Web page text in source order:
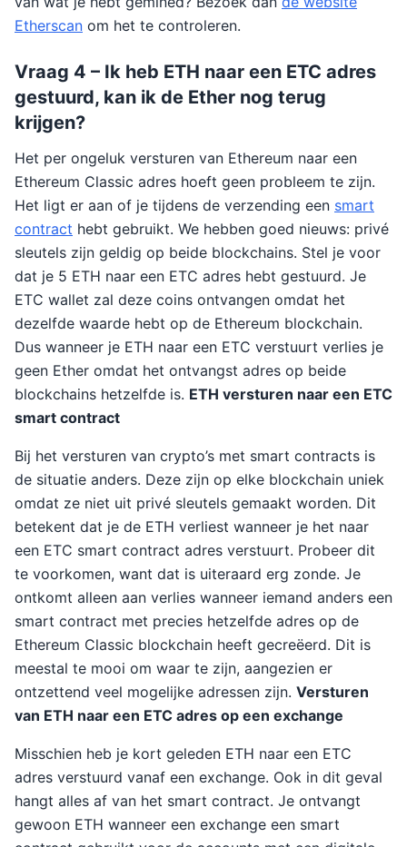
Etherscan om het te controleren.
Vraag 4 – Ik heb ETH naar een ETC adres
gestuurd, kan ik de Ether nog terug
krijgen?
Het per ongeluk versturen van Ethereum naar een
Ethereum Classic adres hoeft geen probleem te zijn.
Het ligt er aan of je tijdens de verzending een smart
contract hebt gebruikt. We hebben goed nieuws: privé
sleutels zijn geldig op beide blockchains. Stel je voor
dat je 5 ETH naar een ETC adres hebt gestuurd. Je
ETC wallet zal deze coins ontvangen omdat het
dezelfde waarde hebt op de Ethereum blockchain.
Dus wanneer je ETH naar een ETC verstuurt verlies je
geen Ether omdat het ontvangst adres op beide
blockchains hetzelfde is. ETH versturen naar een ETC
smart contract
Bij het versturen van crypto’s met smart contracts is
de situatie anders. Deze zijn op elke blockchain uniek
omdat ze niet uit privé sleutels gemaakt worden. Dit
betekent dat je de ETH verliest wanneer je het naar
een ETC smart contract adres verstuurt. Probeer dit
te voorkomen, want dat is uiteraard erg zonde. Je
ontkomt alleen aan verlies wanneer iemand anders een
smart contract met precies hetzelfde adres op de
Ethereum Classic blockchain heeft gecreëerd. Dit is
meestal te mooi om waar te zijn, aangezien er
ontzettend veel mogelijke adressen zijn. Versturen
van ETH naar een ETC adres op een exchange
Misschien heb je kort geleden ETH naar een ETC
adres verstuurd vanaf een exchange. Ook in dit geval
hangt alles af van het smart contract. Je ontvangt
gewoon ETH wanneer een exchange een smart